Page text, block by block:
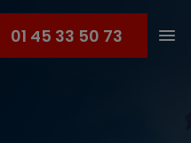
01 45 33 50 73